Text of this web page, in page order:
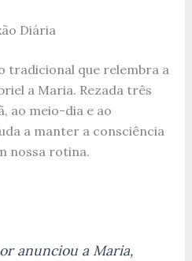
Diária
tradicional que relembra a
a Maria. Rezada três
ao meio-dia e ao
a manter a consciência
nossa rotina.
anunciou a Maria,